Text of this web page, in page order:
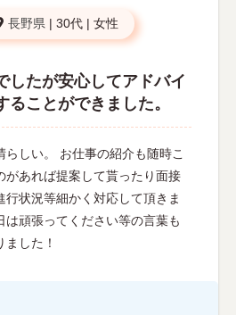
長野県 | 30代 | 女性
したが安心してアドバイ
ることができました。
しい。 お仕事の紹介も随時こ
があれば提案して貰ったり面接
行状況等細かく対応して頂きま
は頑張ってください等の言葉も
した！